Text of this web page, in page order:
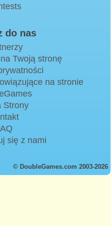
do nas
Twoją stronę
na stronie
Strony
się z nami
© DoubleGames.com 2003-2026